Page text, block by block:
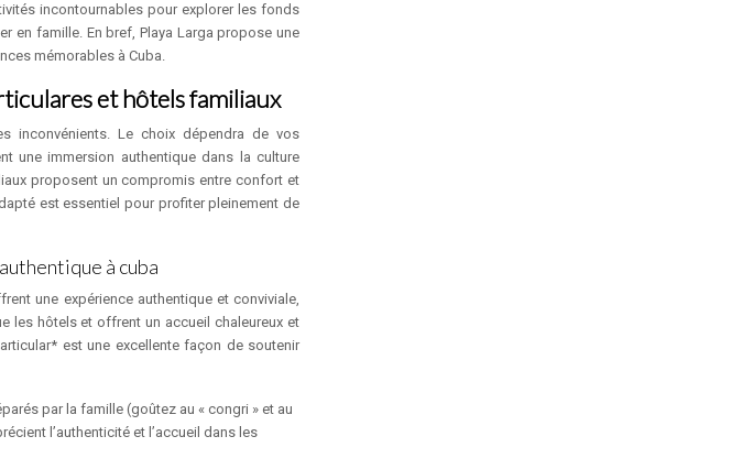
incontournables pour explorer les fonds
en famille. En bref, Playa Larga propose une
mémorables à Cuba.
et hôtels familiaux
inconvénients. Le choix dépendra de vos
une immersion authentique dans la culture
proposent un compromis entre confort et
est essentiel pour profiter pleinement de
à cuba
une expérience authentique et conviviale,
les hôtels et offrent un accueil chaleureux et
est une excellente façon de soutenir
par la famille (goûtez au « congri » et au
l’authenticité et l’accueil dans les